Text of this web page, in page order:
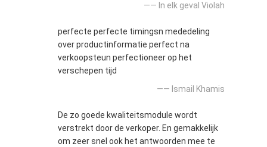
—— In elk geval Violah
perfecte perfecte timingsn mededeling
over productinformatie perfect na
verkoopsteun perfectioneer op het
verschepen tijd
—— Ismail Khamis
De zo goede kwaliteitsmodule wordt
verstrekt door de verkoper. En gemakkelijk
om zeer snel ook het antwoorden mee te